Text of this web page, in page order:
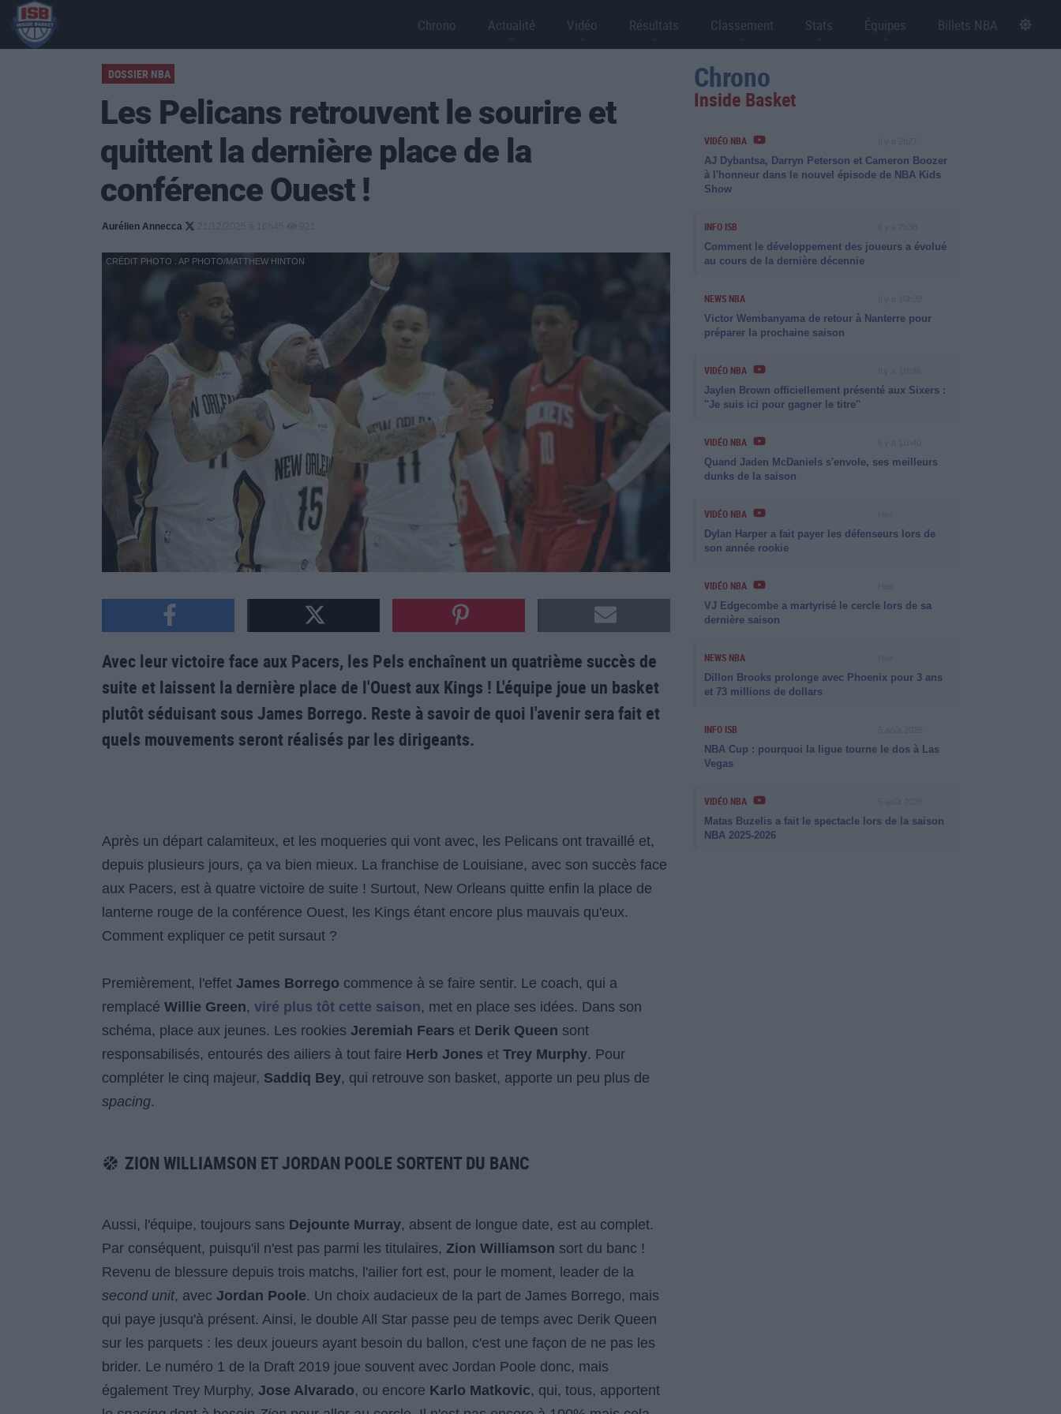
Chrono Actualité Vidéo Résultats Classement Stats Équipes Billets NBA
DOSSIER NBA
Les Pelicans retrouvent le sourire et
quittent la dernière place de la
conférence Ouest !
Aurélien Annecca
CRÉDIT PHOTO : AP PHOTO/MATTHEW HINTON
Avec leur victoire face aux Pacers, les Pels enchaînent un quatrième succès de
suite et laissent la dernière place de l'Ouest aux Kings ! L'équipe joue un basket
plutôt séduisant sous James Borrego. Reste à savoir de quoi l'avenir sera fait et
quels mouvements seront réalisés par les dirigeants.
Après un départ calamiteux, et les moqueries qui vont avec, les Pelicans ont travaillé et,
depuis plusieurs jours, ça va bien mieux. La franchise de Louisiane, avec son succès face
aux Pacers, est à quatre victoire de suite ! Surtout, New Orleans quitte enfin la place de
lanterne rouge de la conférence Ouest, les Kings étant encore plus mauvais qu'eux.
Comment expliquer ce petit sursaut ?
Premièrement, l'effet James Borrego commence à se faire sentir. Le coach, qui a
remplacé Willie Green, viré plus tôt cette saison, met en place ses idées. Dans son
schéma, place aux jeunes. Les rookies Jeremiah Fears et Derik Queen sont
responsabilisés, entourés des ailiers à tout faire Herb Jones et Trey Murphy. Pour
compléter le cinq majeur, Saddiq Bey, qui retrouve son basket, apporte un peu plus de
spacing.
ZION WILLIAMSON ET JORDAN POOLE SORTENT DU BANC
Aussi, l'équipe, toujours sans Dejounte Murray, absent de longue date, est au complet.
Par conséquent, puisqu'il n'est pas parmi les titulaires, Zion Williamson sort du banc !
Revenu de blessure depuis trois matchs, l'ailier fort est, pour le moment, leader de la
second unit, avec Jordan Poole. Un choix audacieux de la part de James Borrego, mais
qui paye jusqu'à présent. Ainsi, le double All Star passe peu de temps avec Derik Queen
sur les parquets : les deux joueurs ayant besoin du ballon, c'est une façon de ne pas les
brider. Le numéro 1 de la Draft 2019 joue souvent avec Jordan Poole donc, mais
également Trey Murphy, Jose Alvarado, ou encore Karlo Matkovic, qui, tous, apportent
Chrono
Inside Basket
VIDÉO NBA
AJ Dybantsa, Darryn Peterson et Cameron Boozer
à l'honneur dans le nouvel épisode de NBA Kids
Show
INFO ISB
Comment le développement des joueurs a évolué
au cours de la dernière décennie
NEWS NBA
Victor Wembanyama de retour à Nanterre pour
préparer la prochaine saison
VIDÉO NBA
Jaylen Brown officiellement présenté aux Sixers :
''Je suis ici pour gagner le titre''
VIDÉO NBA
Quand Jaden McDaniels s'envole, ses meilleurs
dunks de la saison
VIDÉO NBA
Dylan Harper a fait payer les défenseurs lors de
son année rookie
VIDÉO NBA
VJ Edgecombe a martyrisé le cercle lors de sa
dernière saison
NEWS NBA
Dillon Brooks prolonge avec Phoenix pour 3 ans
et 73 millions de dollars
INFO ISB
NBA Cup : pourquoi la ligue tourne le dos à Las
Vegas
VIDÉO NBA
Matas Buzelis a fait le spectacle lors de la saison
NBA 2025-2026